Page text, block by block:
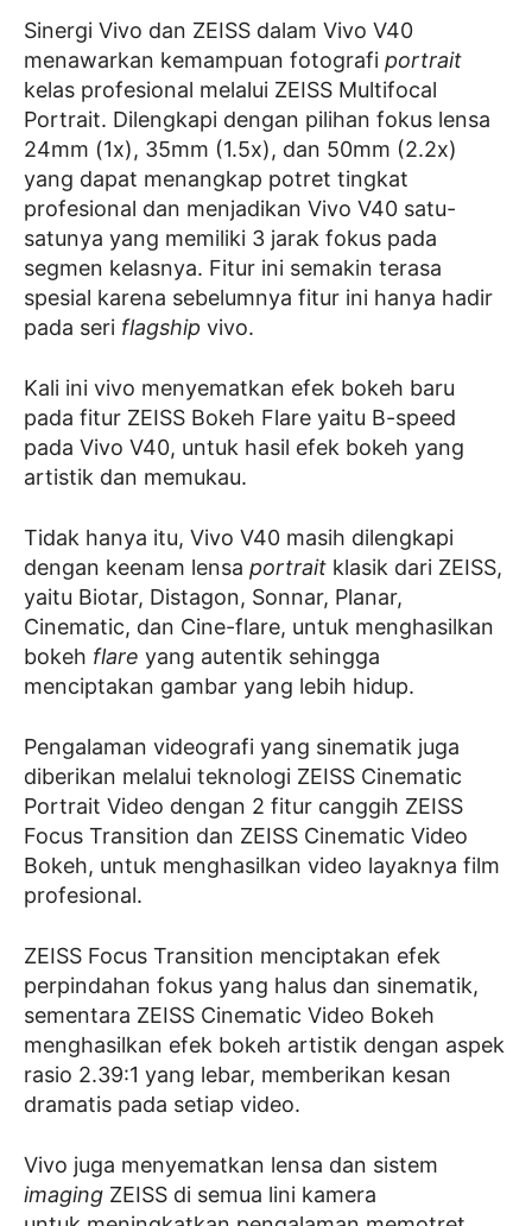
Sinergi Vivo dan ZEISS dalam Vivo V40
menawarkan kemampuan fotografi portrait
kelas profesional melalui ZEISS Multifocal
Portrait. Dilengkapi dengan pilihan fokus lensa
24mm (1x), 35mm (1.5x), dan 50mm (2.2x)
yang dapat menangkap potret tingkat
profesional dan menjadikan Vivo V40 satu-
satunya yang memiliki 3 jarak fokus pada
segmen kelasnya. Fitur ini semakin terasa
spesial karena sebelumnya fitur ini hanya hadir
pada seri flagship vivo.
Kali ini vivo menyematkan efek bokeh baru
pada fitur ZEISS Bokeh Flare yaitu B-speed
pada Vivo V40, untuk hasil efek bokeh yang
artistik dan memukau.
Tidak hanya itu, Vivo V40 masih dilengkapi
dengan keenam lensa portrait klasik dari ZEISS,
yaitu Biotar, Distagon, Sonnar, Planar,
Cinematic, dan Cine-flare, untuk menghasilkan
bokeh flare yang autentik sehingga
menciptakan gambar yang lebih hidup.
Pengalaman videografi yang sinematik juga
diberikan melalui teknologi ZEISS Cinematic
Portrait Video dengan 2 fitur canggih ZEISS
Focus Transition dan ZEISS Cinematic Video
Bokeh, untuk menghasilkan video layaknya film
profesional.
ZEISS Focus Transition menciptakan efek
perpindahan fokus yang halus dan sinematik,
sementara ZEISS Cinematic Video Bokeh
menghasilkan efek bokeh artistik dengan aspek
rasio 2.39:1 yang lebar, memberikan kesan
dramatis pada setiap video.
Vivo juga menyematkan lensa dan sistem
imaging ZEISS di semua lini kamera